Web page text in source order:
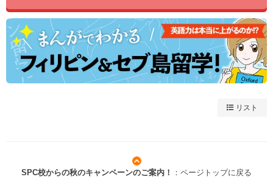
リスト
SPC校からの秋のキャンペーンのご案内！ ：ページトップに戻る